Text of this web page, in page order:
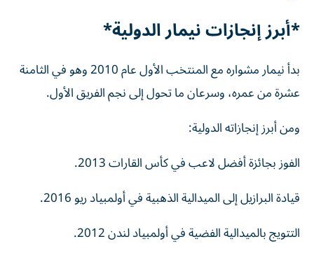
*أبرز إنجازات نيمار الدولية*
بدأ نيمار مشواره مع المنتخب الأول عام 2010 وهو في الثامنة
عشرة من عمره، وسرعان ما تحول إلى نجم الفريق الأول.
ومن أبرز إنجازاته الدولية:
الفوز بجائزة أفضل لاعب في كأس القارات 2013.
قيادة البرازيل إلى الميدالية الذهبية في أولمبياد ريو 2016.
التتويج بالميدالية الفضية في أولمبياد لندن 2012.